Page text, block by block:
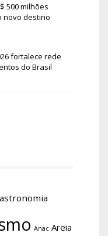
500 milhões
novo destino
fortalece rede
do Brasil
Anac Areia